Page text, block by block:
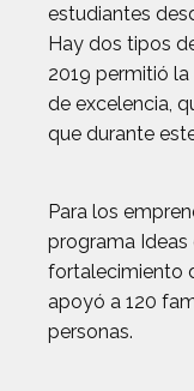
estudiantes
Hay dos tipos
2019 permitió
de excelencia,
que durante
Para los
programa Ideas
fortalecimiento
apoyó a 120
personas.